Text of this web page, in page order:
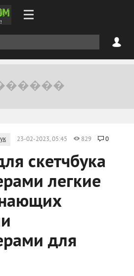
23-02-2023, 05:45 829 0
скетчбука
легкие
для